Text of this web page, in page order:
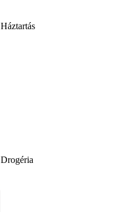
Háztartás
Drogéria